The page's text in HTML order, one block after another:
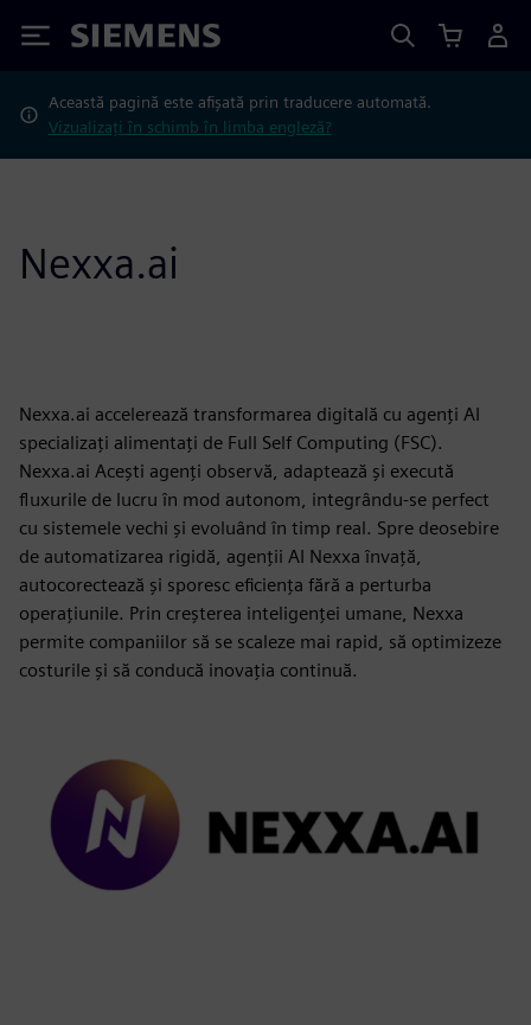
Siemens
Această pagină este afișată prin traducere automată.
Vizualizați în schimb în limba engleză?
Nexxa.ai
Nexxa.ai accelerează transformarea digitală cu agenți AI
specializați alimentați de Full Self Computing (FSC).
Nexxa.ai Acești agenți observă, adaptează și execută
fluxurile de lucru în mod autonom, integrându-se perfect
cu sistemele vechi și evoluând în timp real. Spre deosebire
de automatizarea rigidă, agenții AI Nexxa învață,
autocorectează și sporesc eficiența fără a perturba
operațiunile. Prin creșterea inteligenței umane, Nexxa
permite companiilor să se scaleze mai rapid, să optimizeze
costurile și să conducă inovația continuă.